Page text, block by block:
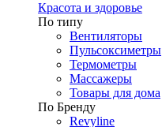
Красота и здоровье
По типу
Вентиляторы
Пульсоксиметры
Термометры
Массажеры
Товары для дома
По Бренду
Revyline